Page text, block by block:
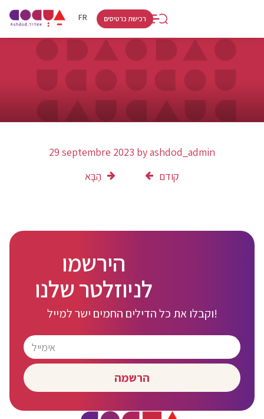
FR
HE
רכישת כרטיסים
29 septembre 2023 byashdod_admin
קודם
הַבָּא
הירשמו
לניוזלטר שלנו
וקבלו את כל הדילים החמים ישר למייל!
הרשמה